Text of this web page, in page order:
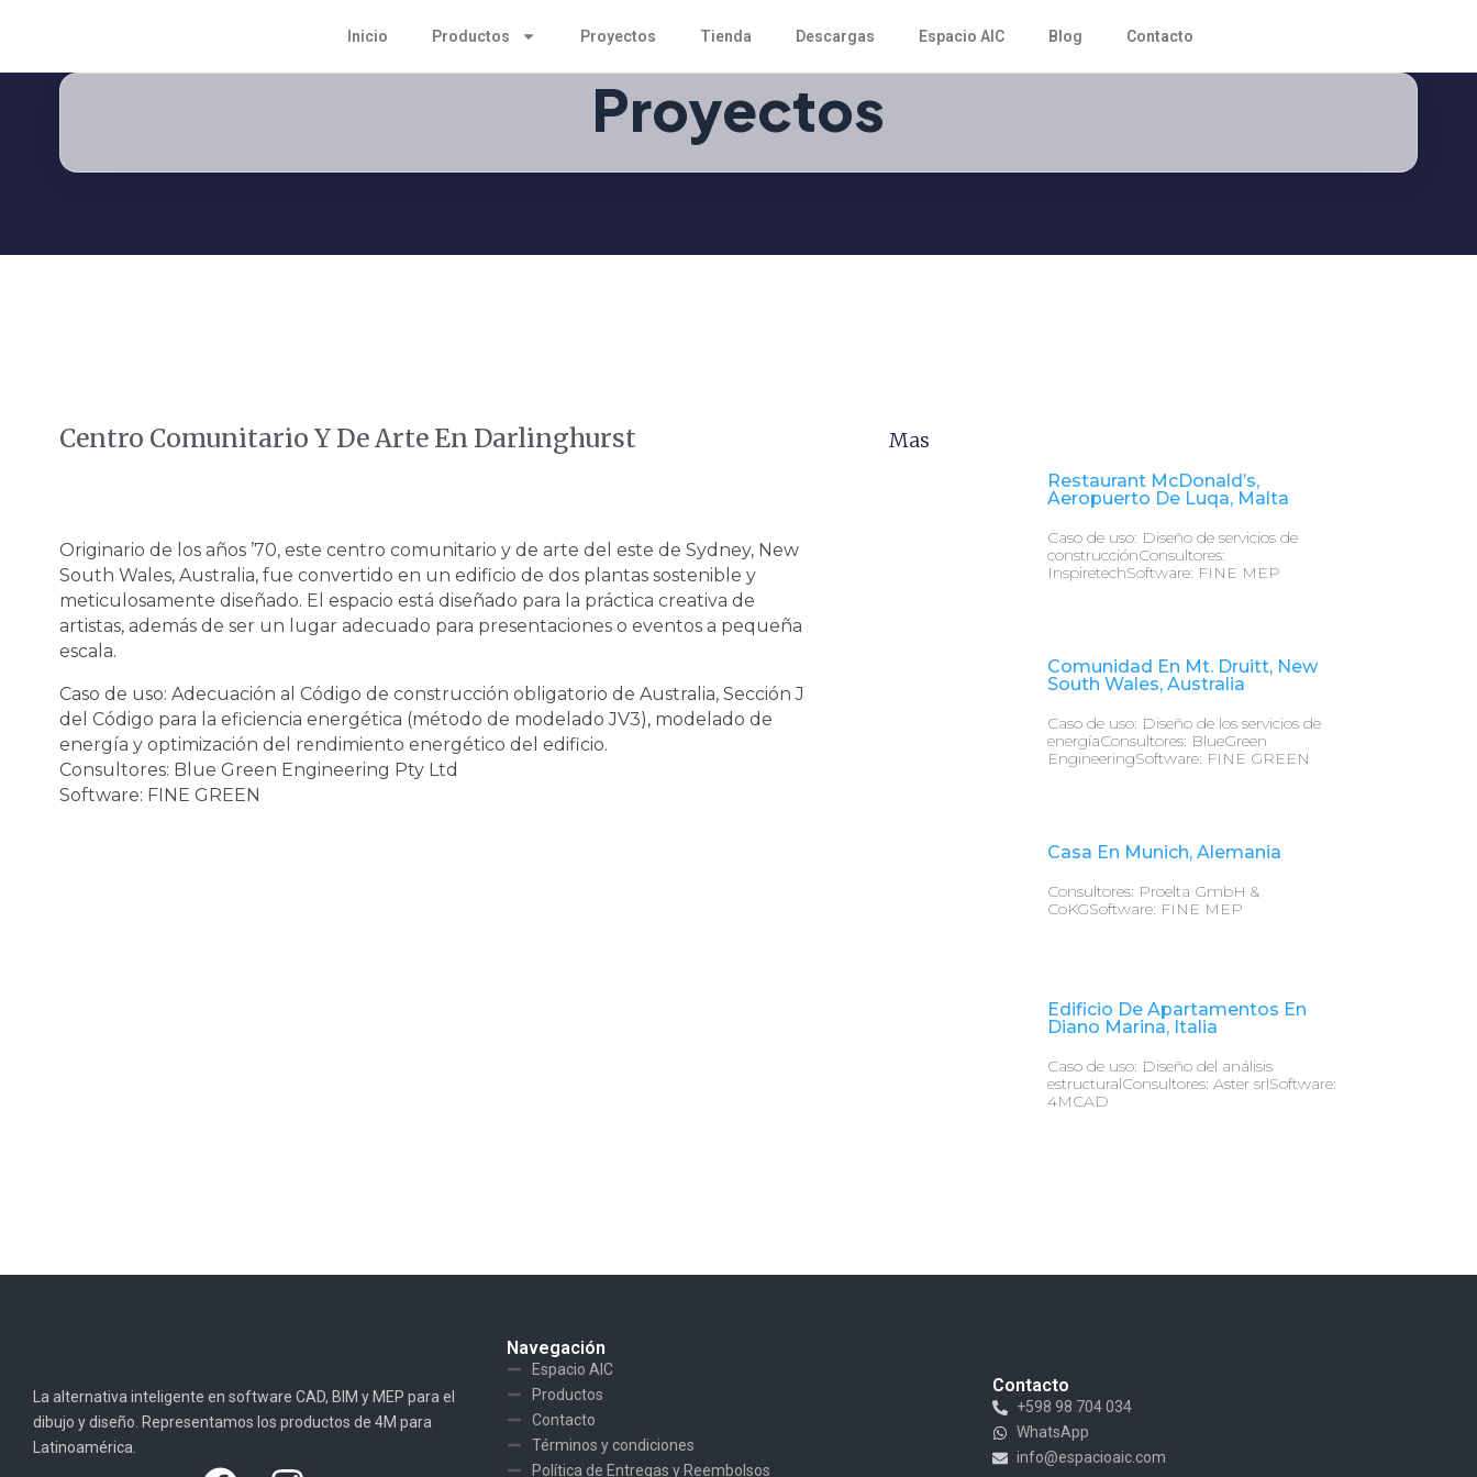
Inicio Productos Proyectos Tienda Descargas Espacio AIC Blog Contacto
Proyectos
Centro Comunitario Y De Arte En Darlinghurst
Originario de los años ’70, este centro comunitario y de arte del este de Sydney, New
South Wales, Australia, fue convertido en un edificio de dos plantas sostenible y
meticulosamente diseñado. El espacio está diseñado para la práctica creativa de
artistas, además de ser un lugar adecuado para presentaciones o eventos a pequeña
escala.
Caso de uso: Adecuación al Código de construcción obligatorio de Australia, Sección J
del Código para la eficiencia energética (método de modelado JV3), modelado de
energía y optimización del rendimiento energético del edificio.
Consultores: Blue Green Engineering Pty Ltd
Software: FINE GREEN
Mas
Restaurant McDonald’s,
Aeropuerto De Luqa, Malta
Caso de uso: Diseño de servicios de
construcciónConsultores:
InspiretechSoftware: FINE MEP
Comunidad En Mt. Druitt, New
South Wales, Australia
Caso de uso: Diseño de los servicios de
energíaConsultores: BlueGreen
EngineeringSoftware: FINE GREEN
Casa En Munich, Alemania
Consultores: Proelta GmbH &
CoKGSoftware: FINE MEP
Edificio De Apartamentos En
Diano Marina, Italia
Caso de uso: Diseño del análisis
estructuralConsultores: Aster srlSoftware:
4MCAD
La alternativa inteligente en software CAD, BIM y MEP para el
dibujo y diseño. Representamos los productos de 4M para
Latinoamérica.
Navegación
Espacio AIC
Productos
Contacto
Términos y condiciones
Política de Entregas y Reembolsos
Contacto
+598 98 704 034
WhatsApp
info@espacioaic.com